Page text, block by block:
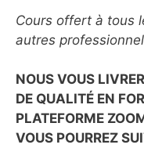
Cours offert à tous
autres
NOUS VOUS
DE QUALITÉ EN
PLATEFORME
VOUS POURREZ